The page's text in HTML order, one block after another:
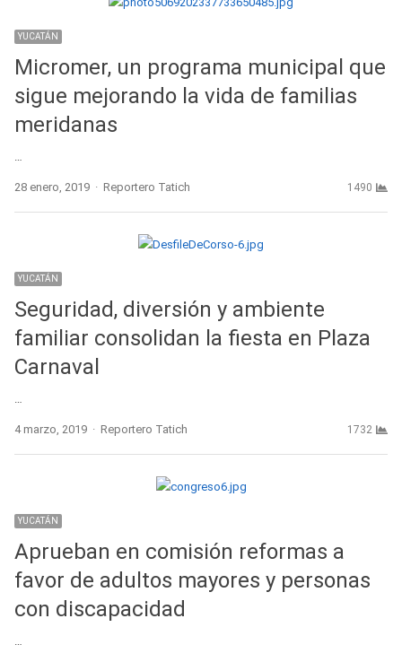
YUCATÁN
Micromer, un programa municipal que
sigue mejorando la vida de familias
meridanas
28 enero, 2019 Author
Reportero Tatich 1490
YUCATÁN
Seguridad, diversión y ambiente
familiar consolidan la fiesta en Plaza
Carnaval
4 marzo, 2019 Author
Reportero Tatich 1732
YUCATÁN
Aprueban en comisión reformas a
favor de adultos mayores y personas
con discapacidad